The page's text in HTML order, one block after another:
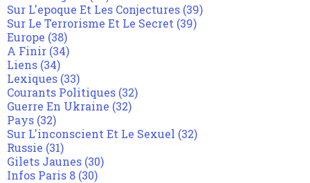
Sur L'epoque Et Les Conjectures (39)
Sur Le Terrorisme Et Le Secret (39)
Europe (38)
A Finir (34)
Liens (34)
Lexiques (33)
Courants Politiques (32)
Guerre En Ukraine (32)
Pays (32)
Sur L'inconscient Et Le Sexuel (32)
Russie (31)
Gilets Jaunes (30)
Infos Paris 8 (30)